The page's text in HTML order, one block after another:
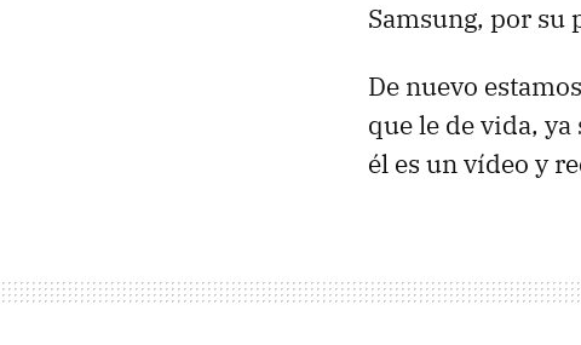
Samsung, por su
De nuevo
que le de vida,
él es un vídeo y